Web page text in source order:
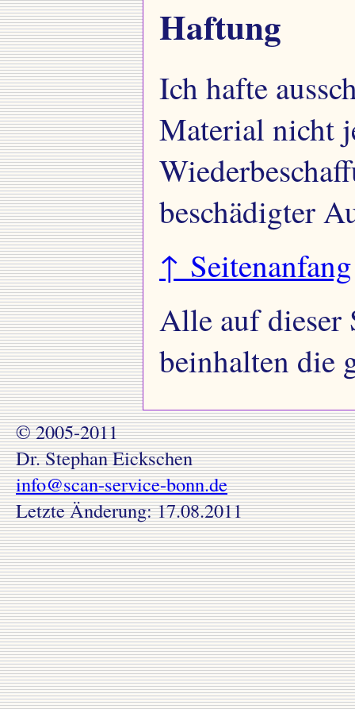
Haftung
Ich hafte
Material nicht
beschädigter
↑ Seitenanfang
Alle auf dieser
beinhalten die
© 2005-2011
Dr. Stephan Eickschen
info@scan-service-bonn.de
Letzte Änderung:17.08.2011